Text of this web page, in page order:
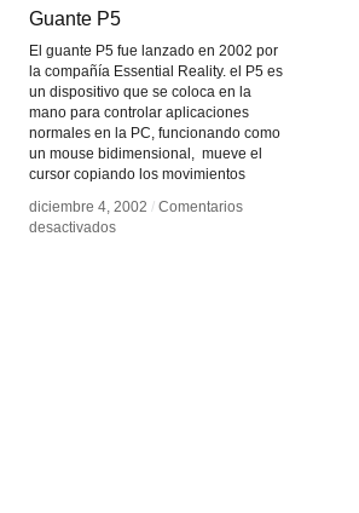
Guante P5
El guante P5 fue lanzado en 2002 por
la compañía Essential Reality. el P5 es
un dispositivo que se coloca en la
mano para controlar aplicaciones
normales en la PC, funcionando como
un mouse bidimensional, mueve el
cursor copiando los movimientos
diciembre 4, 2002 / Comentarios
desactivadosen
Guante P5
diciembre 4, 2002 / Comentarios
desactivadosen